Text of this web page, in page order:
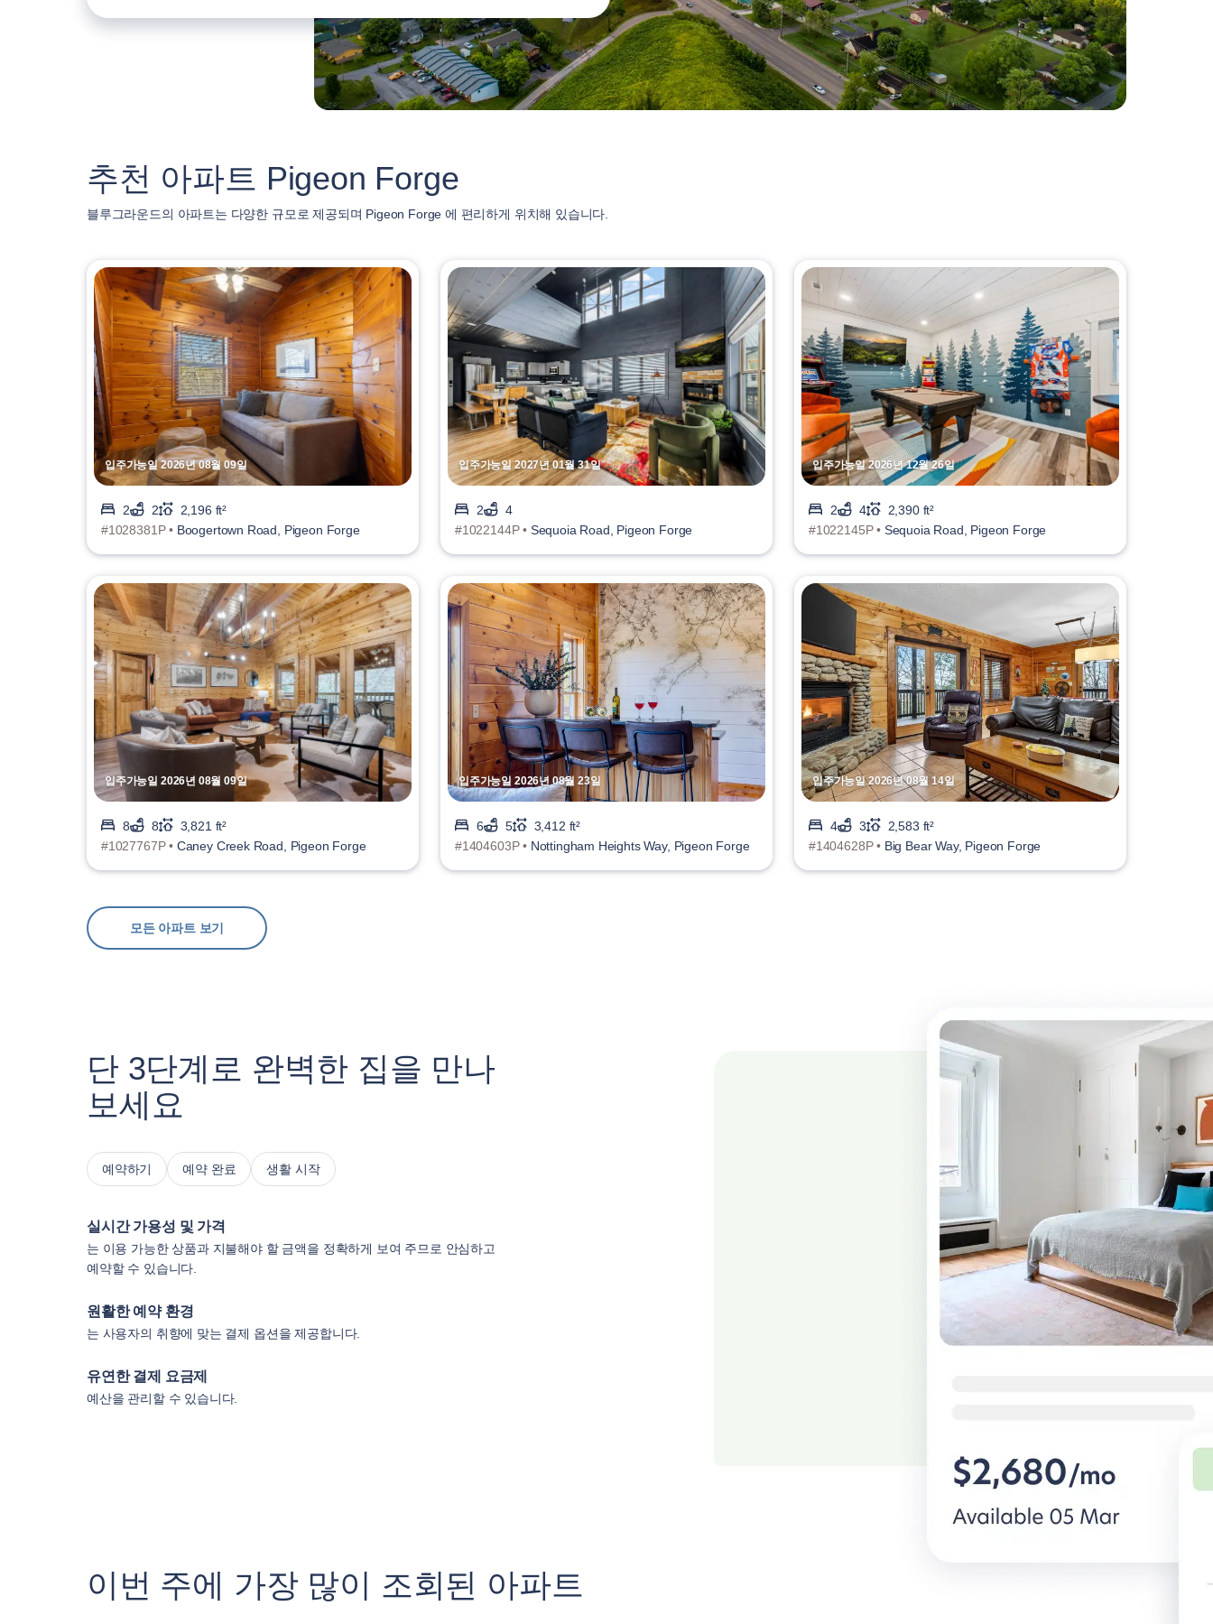
추천 아파트 Pigeon Forge
블루그라운드의 아파트는 다양한 규모로 제공되며 Pigeon Forge 에 편리하게 위치해 있습니다.
입주가능일 2026년 08월 09일
2 2
2,196 ft²
#1028381P • Boogertown Road, Pigeon Forge
입주가능일 2027년 01월 31일
2
4
#1022144P • Sequoia Road, Pigeon Forge
입주가능일 2026년 12월 26일
2 4
2,390 ft²
#1022145P • Sequoia Road, Pigeon Forge
입주가능일 2026년 08월 09일
8 8
3,821 ft²
#1027767P • Caney Creek Road, Pigeon Forge
입주가능일 2026년 08월 23일
6 5
3,412 ft²
#1404603P • Nottingham Heights Way, Pigeon Forge
입주가능일 2026년 08월 14일
4 3
2,583 ft²
#1404628P • Big Bear Way, Pigeon Forge
모든 아파트 보기
단 3단계로 완벽한 집을 만나
보세요
예약하기 예약 완료 생활 시작
실시간 가용성 및 가격
는 이용 가능한 상품과 지불해야 할 금액을 정확하게 보여 주므로 안심하고
예약할 수 있습니다.
원활한 예약 환경
는 사용자의 취향에 맞는 결제 옵션을 제공합니다.
유연한 결제 요금제
예산을 관리할 수 있습니다.
이번 주에 가장 많이 조회된 아파트